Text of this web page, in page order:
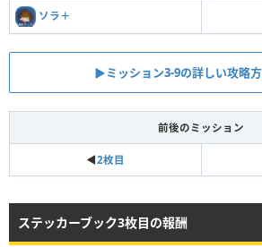
ソラ＋
▶ミッション3-9の詳しい攻略
前後のミッション
◀2枚目
ステッカーブック3枚目の報酬